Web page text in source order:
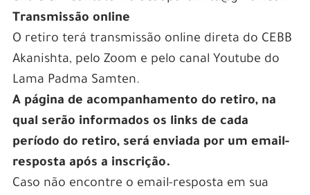
Transmissão online
O retiro terá transmissão online direta do CEBB
Akanishta, pelo Zoom e pelo canal Youtube do
Lama Padma Samten.
A página de acompanhamento do retiro, na
qual serão informados os links de cada
período do retiro, será enviada por um email-
resposta após a inscrição.
Caso não encontre o email-resposta em sua